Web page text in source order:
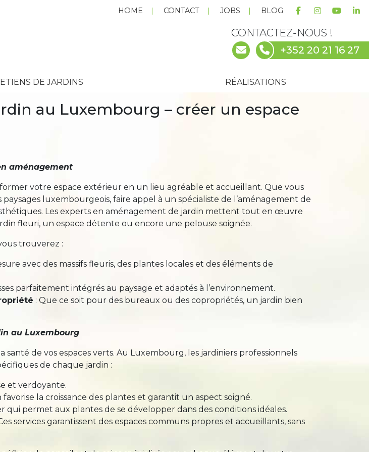
HOME CONTACT JOBS BLOG
CONTACTEZ-NOUS !
+352 20 21 16 27
DE JARDINS RÉALISATIONS
au Luxembourg – créer un espace
aménagement
votre espace extérieur en un lieu agréable et accueillant. Que vous
luxembourgeois, faire appel à un spécialiste de l’aménagement de
Les experts en aménagement de jardin mettent tout en œuvre
fleuri, un espace détente ou encore une pelouse soignée.
trouverez :
avec des massifs fleuris, des plantes locales et des éléments de
parfaitement intégrés au paysage et adaptés à l’environnement.
: Que ce soit pour des bureaux ou des copropriétés, un jardin bien
au Luxembourg
de vos espaces verts. Au Luxembourg, les jardiniers professionnels
de chaque jardin :
et verdoyante.
la croissance des plantes et garantit un aspect soigné.
qui permet aux plantes de se développer dans des conditions idéales.
services garantissent des espaces communs propres et accueillants, sans